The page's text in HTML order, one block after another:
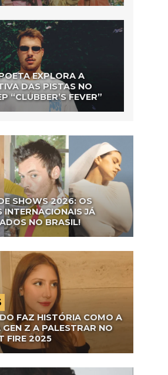
EXPLORA A
DAS PISTAS NO
“CLUBBER’S FEVER”
SHOWS 2026: OS
INTERNACIONAIS JÁ
NO BRASIL!
FAZ HISTÓRIA COMO A
GEN Z A PALESTRAR NO
FIRE 2025